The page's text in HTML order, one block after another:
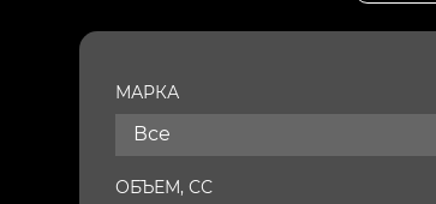
МАРКА
Все
ОБЪЕМ, СС